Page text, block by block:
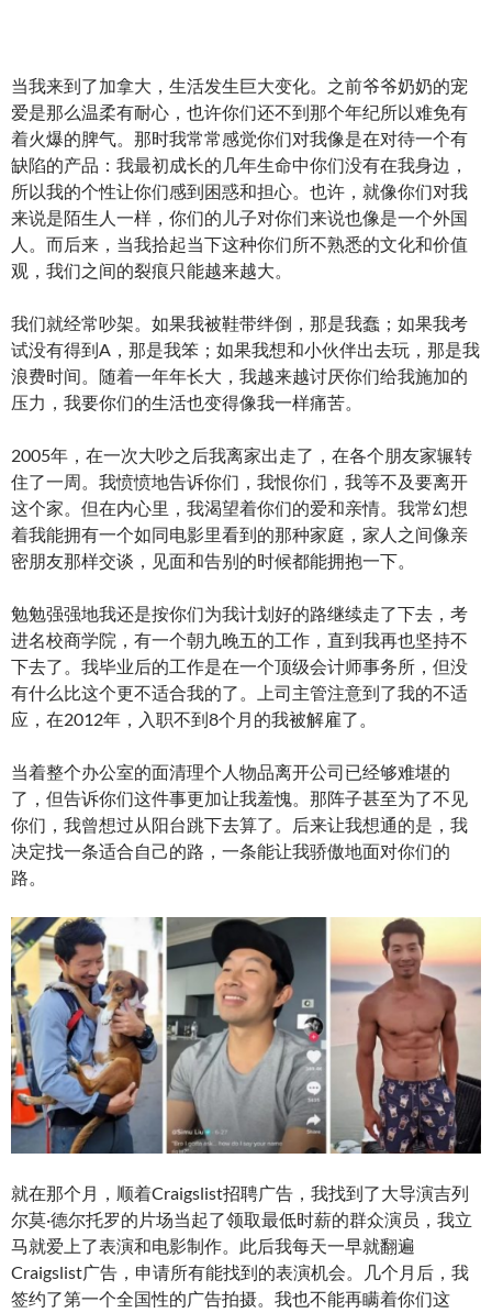
当我来到了加拿大，生活发生巨大变化。之前爷爷奶奶的宠
爱是那么温柔有耐心，也许你们还不到那个年纪所以难免有
着火爆的脾气。那时我常常感觉你们对我像是在对待一个有
缺陷的产品：我最初成长的几年生命中你们没有在我身边，
所以我的个性让你们感到困惑和担心。也许，就像你们对我
来说是陌生人一样，你们的儿子对你们来说也像是一个外国
人。而后来，当我拾起当下这种你们所不熟悉的文化和价值
观，我们之间的裂痕只能越来越大。
我们就经常吵架。如果我被鞋带绊倒，那是我蠢；如果我考
试没有得到A，那是我笨；如果我想和小伙伴出去玩，那是我
浪费时间。随着一年年长大，我越来越讨厌你们给我施加的
压力，我要你们的生活也变得像我一样痛苦。
2005年，在一次大吵之后我离家出走了，在各个朋友家辗转
住了一周。我愤愤地告诉你们，我恨你们，我等不及要离开
这个家。但在内心里，我渴望着你们的爱和亲情。我常幻想
着我能拥有一个如同电影里看到的那种家庭，家人之间像亲
密朋友那样交谈，见面和告别的时候都能拥抱一下。
勉勉强强地我还是按你们为我计划好的路继续走了下去，考
进名校商学院，有一个朝九晚五的工作，直到我再也坚持不
下去了。我毕业后的工作是在一个顶级会计师事务所，但没
有什么比这个更不适合我的了。上司主管注意到了我的不适
应，在2012年，入职不到8个月的我被解雇了。
当着整个办公室的面清理个人物品离开公司已经够难堪的
了，但告诉你们这件事更加让我羞愧。那阵子甚至为了不见
你们，我曾想过从阳台跳下去算了。后来让我想通的是，我
决定找一条适合自己的路，一条能让我骄傲地面对你们的
路。
就在那个月，顺着Craigslist招聘广告，我找到了大导演吉列
尔莫·德尔托罗的片场当起了领取最低时薪的群众演员，我立
马就爱上了表演和电影制作。此后我每天一早就翻遍
Craigslist广告，申请所有能找到的表演机会。几个月后，我
签约了第一个全国性的广告拍摄。我也不能再瞒着你们这